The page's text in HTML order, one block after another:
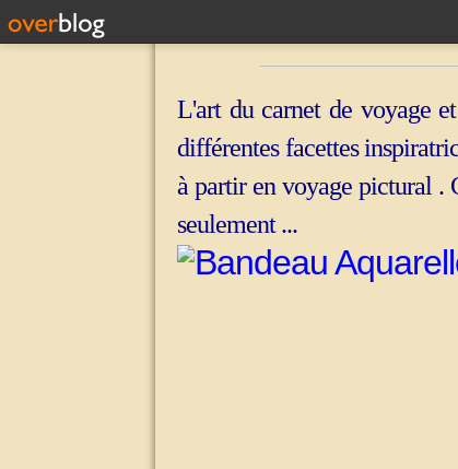
L'art du carnet de voyage
différentes facettes
à partir en voyage pictural .
seulement ...